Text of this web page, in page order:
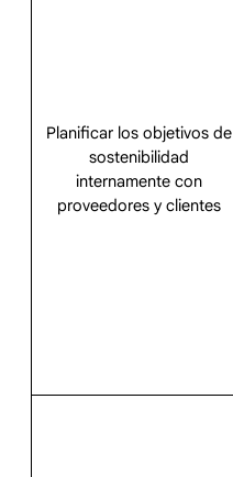
Planificar los objetivos de
sostenibilidad
internamente con
proveedores y clientes